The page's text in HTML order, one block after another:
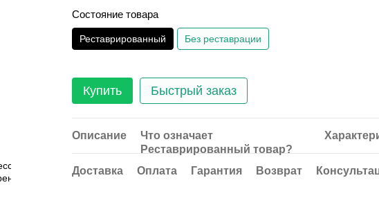
Состояние товара
Реставрированный Без реставрации
Купить Быстрый заказ
Описание
Что означает
Реставрированный товар?
Доставка
Оплата Гарантия Возврат